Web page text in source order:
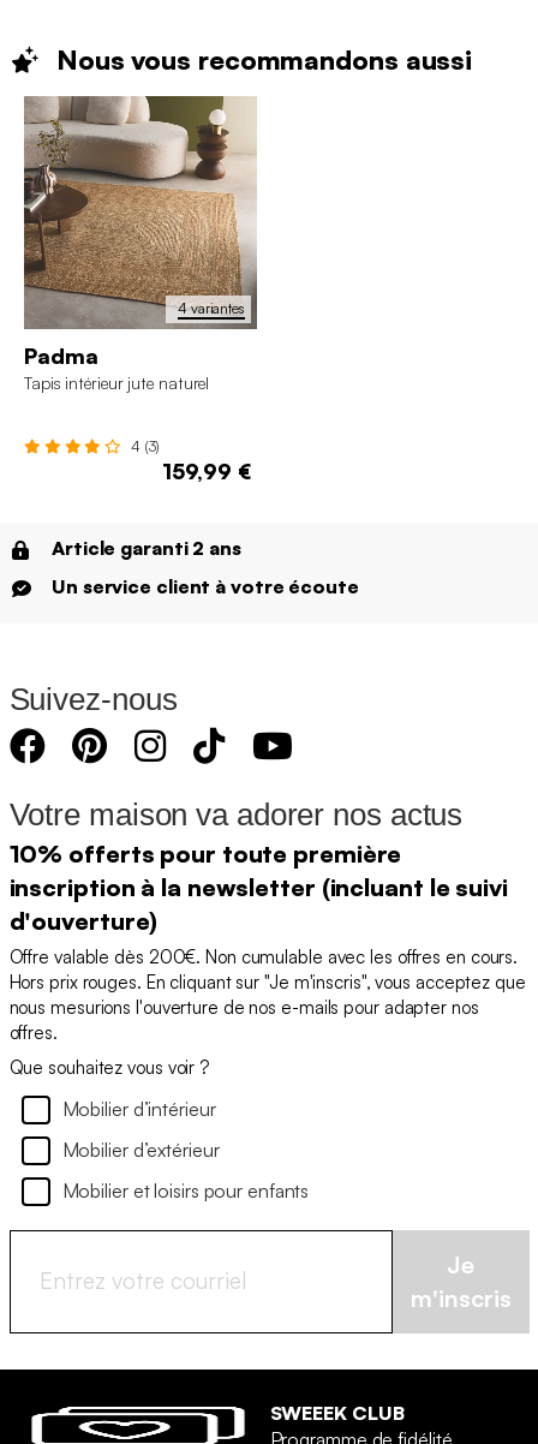
Nous vous recommandons aussi
4 variantes
Padma
Tapis intérieur jute naturel
4 (3)
159,99 €
Article garanti 2 ans
Un service client à votre écoute
Suivez-nous
Votre maison va adorer nos actus
10% offerts pour toute première
inscription à la newsletter (incluant le suivi
d'ouverture)
Offre valable dès 200€. Non cumulable avec les offres en cours.
Hors prix rouges. En cliquant sur "Je m'inscris", vous acceptez que
nous mesurions l'ouverture de nos e-mails pour adapter nos
offres.
Que souhaitez vous voir ?
Mobilier d’intérieur
Mobilier d’extérieur
Mobilier et loisirs pour enfants
Je
m'inscris
SWEEEK CLUB
Programme de fidélité